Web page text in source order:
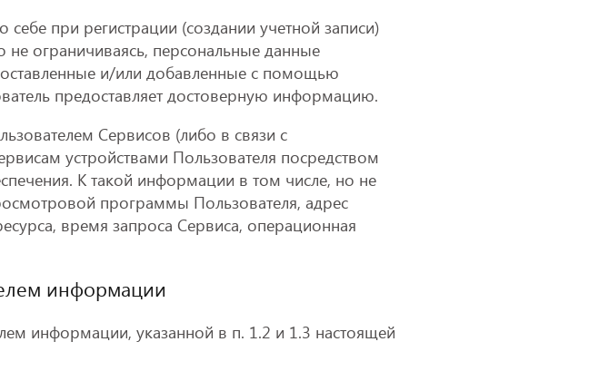
при регистрации (создании учетной записи)
ограничиваясь, персональные данные
и/или добавленные с помощью
предоставляет достоверную информацию.
Сервисов (либо в связи с
устройствами Пользователя посредством
К такой информации в том числе, но не
программы Пользователя, адрес
время запроса Сервиса, операционная
информации
информации, указанной в п. 1.2 и 1.3 настоящей